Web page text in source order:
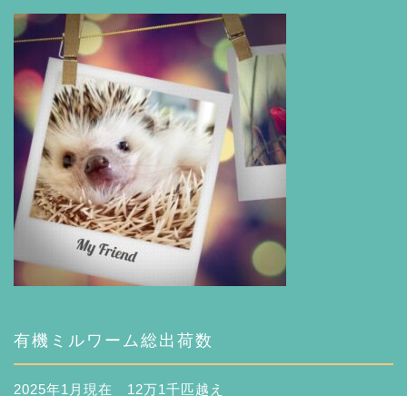
有機ミルワーム総出荷数
2025年1月現在 12万1千匹越え